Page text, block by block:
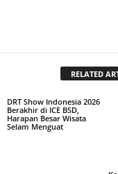
RELATED
DRT Show Indonesia 2026
Berakhir di ICE BSD,
Harapan Besar Wisata
Selam Menguat